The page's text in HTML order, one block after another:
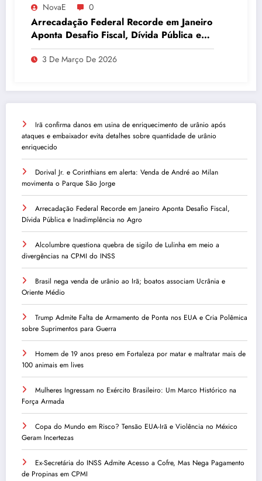
NovaE 0
Arrecadação Federal Recorde em Janeiro
Aponta Desafio Fiscal, Dívida Pública e
Inadimplência no Agro
3 De Março De 2026
Irã confirma danos em usina de enriquecimento de urânio após
ataques e embaixador evita detalhes sobre quantidade de urânio
enriquecido
Dorival Jr. e Corinthians em alerta: Venda de André ao Milan
movimenta o Parque São Jorge
Arrecadação Federal Recorde em Janeiro Aponta Desafio Fiscal,
Dívida Pública e Inadimplência no Agro
Alcolumbre questiona quebra de sigilo de Lulinha em meio a
divergências na CPMI do INSS
Brasil nega venda de urânio ao Irã; boatos associam Ucrânia e
Oriente Médio
Trump Admite Falta de Armamento de Ponta nos EUA e Cria Polêmica
sobre Suprimentos para Guerra
Homem de 19 anos preso em Fortaleza por matar e maltratar mais de
100 animais em lives
Mulheres Ingressam no Exército Brasileiro: Um Marco Histórico na
Força Armada
Copa do Mundo em Risco? Tensão EUA-Irã e Violência no México
Geram Incertezas
Ex-Secretária do INSS Admite Acesso a Cofre, Mas Nega Pagamento
de Propinas em CPMI